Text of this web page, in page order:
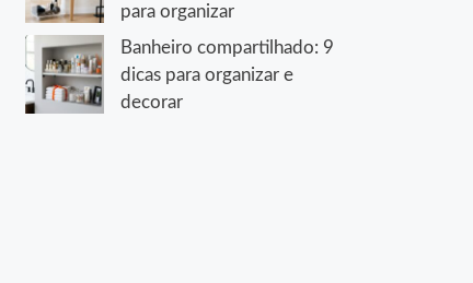
para organizar
Banheiro compartilhado: 9
dicas para organizar e
decorar